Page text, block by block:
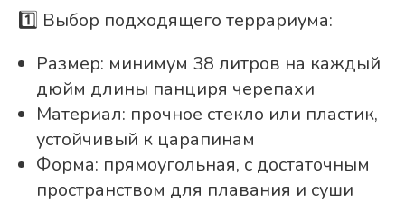
1️⃣ Выбор подходящего террариума:
Размер: минимум 38 литров на каждый
дюйм длины панциря черепахи
Материал: прочное стекло или пластик,
устойчивый к царапинам
Форма: прямоугольная, с достаточным
пространством для плавания и суши